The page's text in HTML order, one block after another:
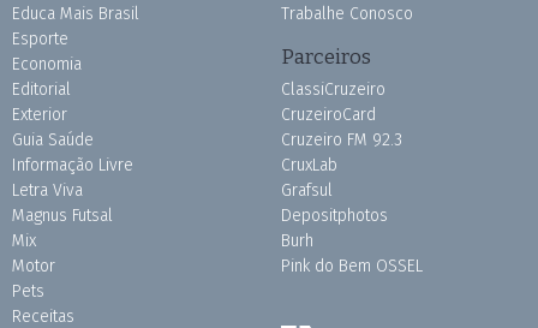
Educa Mais Brasil
Esporte
Economia
Editorial
Exterior
Guia Saúde
Informação Livre
Letra Viva
Magnus Futsal
Mix
Motor
Pets
Receitas
Trabalhe Conosco
Parceiros
ClassiCruzeiro
CruzeiroCard
Cruzeiro FM 92.3
CruxLab
Grafsul
Depositphotos
Burh
Pink do Bem OSSEL